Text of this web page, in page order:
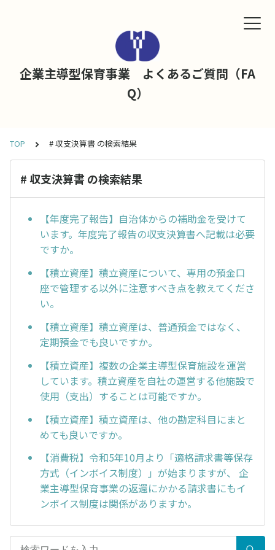
企業主導型保育事業 よくあるご質問（FA
Q）
TOP # 収支決算書 の検索結果
# 収支決算書 の検索結果
【年度完了報告】自治体からの補助金を受けて
います。年度完了報告の収支決算書へ記載は必要
ですか。
【積立資産】積立資産について、専用の預金口
座で管理する以外に注意すべき点を教えてくださ
い。
【積立資産】積立資産は、普通預金ではなく、
定期預金でも良いですか。
【積立資産】複数の企業主導型保育施設を運営
しています。積立資産を自社の運営する他施設で
使用（支出）することは可能ですか。
【積立資産】積立資産は、他の勘定科目にまと
めても良いですか。
【消費税】令和5年10月より「適格請求書等保存
方式（インボイス制度）」が始まりますが、 企
業主導型保育事業の返還にかかる請求書にもイ
ンボイス制度は関係がありますか。